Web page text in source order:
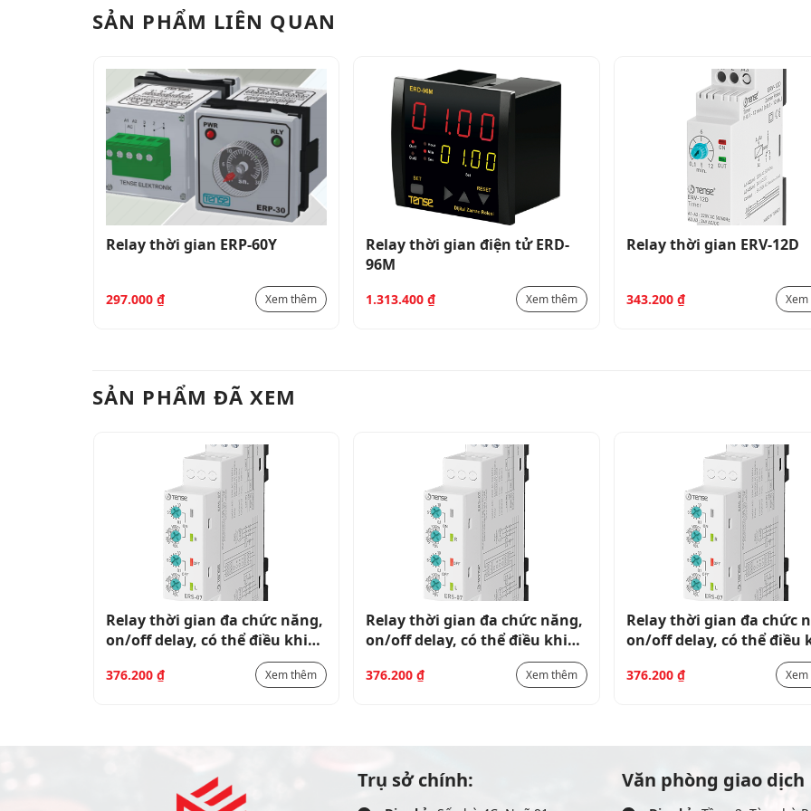
SẢN PHẨM LIÊN QUAN
Relay thời gian ERP-60Y
297.000 ₫ Xem thêm
Relay thời gian điện tử ERD-
96M
1.313.400 ₫ Xem thêm
Relay thời gian ERV-12D
343.200 ₫
SẢN PHẨM ĐÃ XEM
Relay thời gian đa chức năng,
on/off delay, có thể điều khiển
376.200 ₫ Xem thêm
Relay thời gian đa chức năng,
on/off delay, có thể điều khiển
376.200 ₫ Xem thêm
Relay thời gian đa chức
on/off delay, có thể điều
376.200 ₫
Trụ sở chính: Văn phòng giao dịch